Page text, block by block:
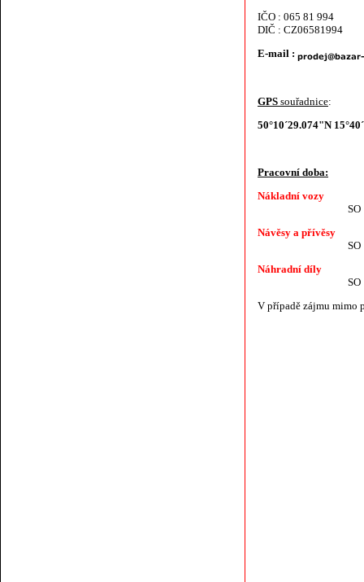
IČO : 065 81 994
DIČ : CZ06581994
E-mail :
GPS souřadnice:
50°10´29.074"N
Pracovní doba:
Nákladní vozy
SO
Návěsy a přívěsy
SO
Náhradní díly
SO
V případě zájmu mimo